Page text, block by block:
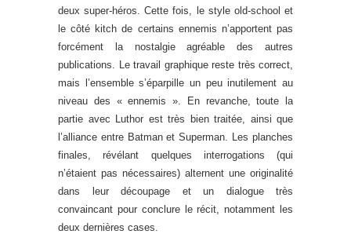
deux super-héros. Cette fois, le style old-school et
le côté kitch de certains ennemis n’apportent pas
forcément la nostalgie agréable des autres
publications. Le travail graphique reste très correct,
mais l’ensemble s’éparpille un peu inutilement au
niveau des « ennemis ». En revanche, toute la
partie avec Luthor est très bien traitée, ainsi que
l’alliance entre Batman et Superman. Les planches
finales, révélant quelques interrogations (qui
n’étaient pas nécessaires) alternent une originalité
dans leur découpage et un dialogue très
convaincant pour conclure le récit, notamment les
deux dernières cases.